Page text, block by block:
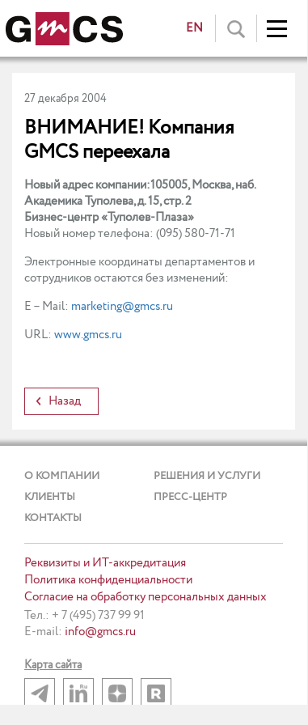
EN
27 декабря 2004
ВНИМАНИЕ! Компания
GMCS переехала
Новый адрес компании:105005, Москва, наб.
Академика Туполева, д. 15, стр. 2
Бизнес-центр «Туполев-Плаза»
Новый номер телефона: (095) 580-71-71
Электронные координаты департаментов и
сотрудников остаются без изменений:
E – Mail: marketing@gmcs.ru
URL: www.gmcs.ru
Назад
О КОМПАНИИ
РЕШЕНИЯ И УСЛУГИ
КЛИЕНТЫ
ПРЕСС-ЦЕНТР
КОНТАКТЫ
Карта сайта
Реквизиты и ИТ-аккредитация
Политика конфиденциальности
Согласие на обработку персональных данных
Тел.: + 7 (495) 737 99 91
E-mail: info@gmcs.ru